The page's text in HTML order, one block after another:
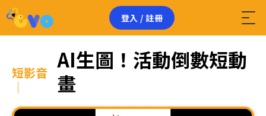
登入 / 註冊
AI生圖！活動倒數短動
畫
短影音
｜